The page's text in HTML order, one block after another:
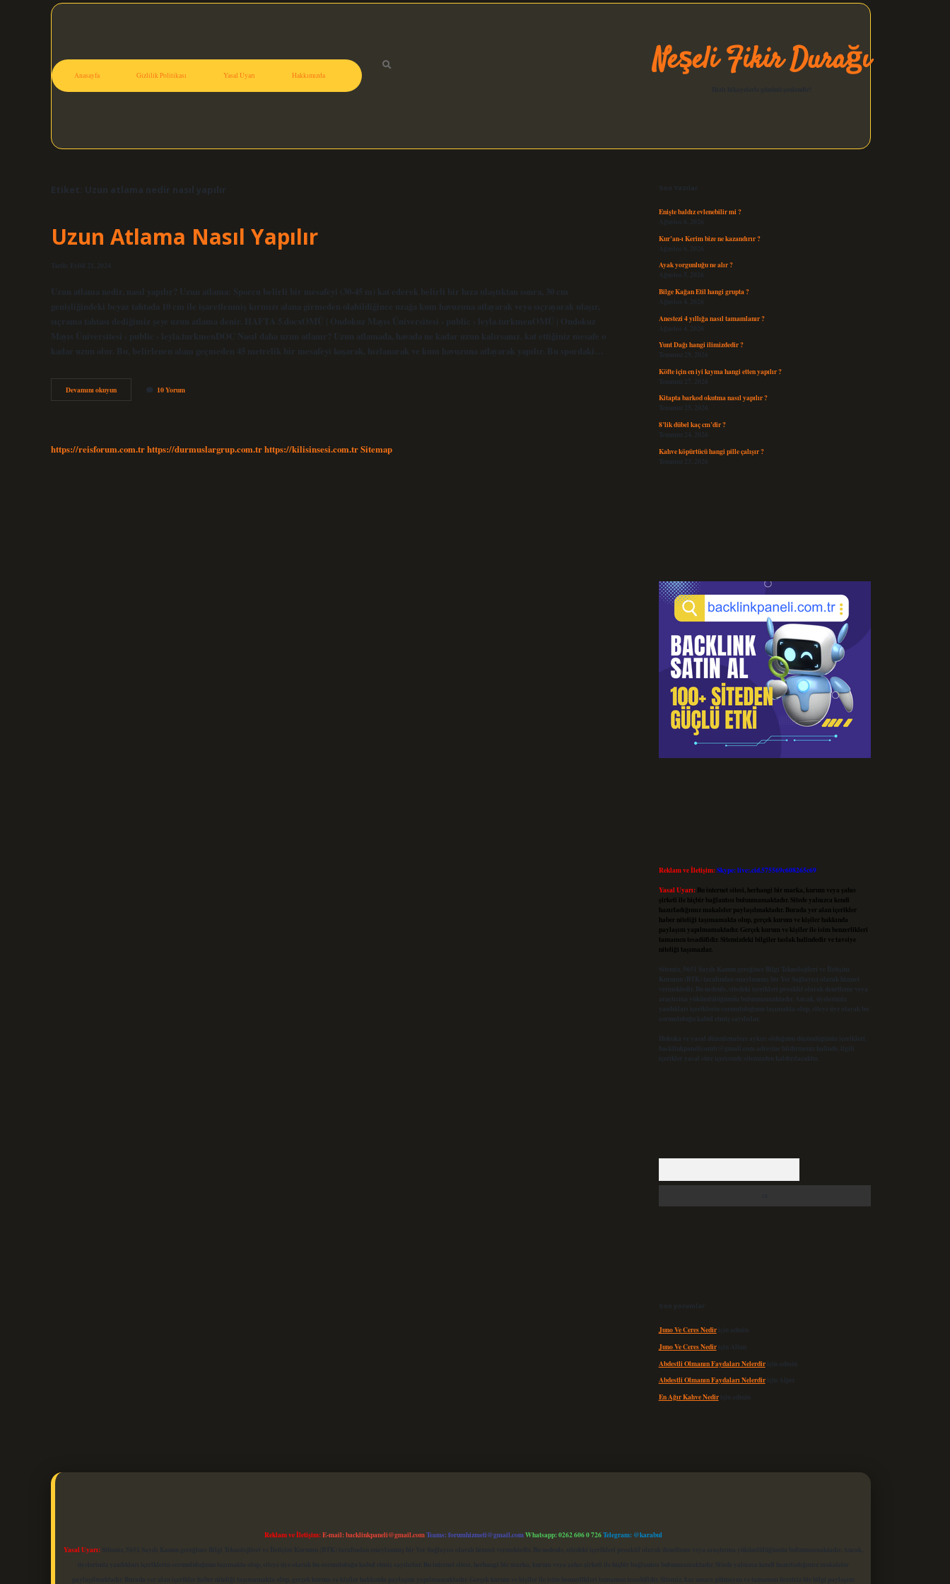
Anasayfa Gizlilik Politikası Yasal Uyarı Hakkımızda Neşeli Fikir Durağı
Etiket: Uzun atlama nedir nasıl yapılır
Uzun Atlama Nasıl Yapılır
Tarih: Eylül 21, 2024
Uzun atlama nedir, nasıl yapılır? Uzun atlama: Sporcu belirli bir mesafeyi (30-45 m) kat ederek belirli bir hıza ulaştıktan sonra, 30 cm
genişliğindeki beyaz tahtada 10 cm ile işaretlenmiş kırmızı alana girmeden olabildiğince uzağa kum havuzuna atlayarak veya sıçrayarak ulaşır,
sıçrama tahtası dediğimiz şeye uzun atlama denir. HAFTA 5.docxOMÜ | Ondokuz Mayıs Üniversitesi › public › leyla.turkmenOMÜ | Ondokuz
Mayıs Üniversitesi › public › leyla.turkmenDOC Nasıl daha uzun atlanır? Uzun atlamada, havada ne kadar uzun kalırsanız, kat ettiğiniz mesafe o
kadar uzun olur. Bu, belirlenen alanı geçmeden 45 metrelik bir mesafeyi koşarak, hızlanarak ve kum havuzuna atlayarak yapılır. Bu spordaki…
Devamını okuyunUzun
Atlama
10 Yorum
https://reisforum.com.trhttps://durmuslargrup.com.trhttps://kilisinsesi.com.trSitemap
Son Yazılar
Enişte baldız evlenebilir mi ?
Ağustos 6, 2026
Kur’an-ı Kerim bize ne kazandırır ?
Ağustos 6, 2026
Ayak yorgunluğu ne alır ?
Ağustos 5, 2026
Bilge Kağan Etil hangi grupta ?
Ağustos 4, 2026
Anestezi 4 yıllığa nasıl tamamlanır ?
Ağustos 4, 2026
Yunt Dağı hangi ilimizdedir ?
Temmuz 29, 2026
Köfte için en iyi kıyma hangi etten yapılır ?
Temmuz 27, 2026
Kitapta barkod okutma nasıl yapılır ?
Temmuz 25, 2026
8’lik dübel kaç cm’dir ?
Temmuz 24, 2026
Kahve köpürtücü hangi pille çalışır ?
Temmuz 23, 2026
Reklam ve İletişim:Skype: live:.cid.575569c608265c69
Yasal Uyarı: Bu internet sitesi, herhangi bir marka, kurum veya şahıs
şirketi ile hiçbir bağlantısı bulunmamaktadır. Sitede yalnızca kendi
hazırladığımız makaleler paylaşılmaktadır. Burada yer alan içerikler
haber niteliği taşımamakta olup, gerçek kurum ve kişiler hakkında
paylaşım yapılmamaktadır. Gerçek kurum ve kişiler ile isim benzerlikleri
tamamen tesadüfidir. Sitemizdeki bilgiler taslak halindedir ve tavsiye
niteliği taşımazlar.
Sitemiz, 5651 Sayılı Kanun gereğince Bilgi Teknolojileri ve İletişim
Kurumu (BTK) tarafından onaylanmış bir Yer Sağlayıcı olarak hizmet
vermektedir. Bu nedenle, sitedeki içerikleri proaktif olarak denetleme veya
araştırma yükümlülüğümüz bulunmamaktadır. Ancak, üyelerimiz
yazdıkları içeriklerin sorumluluğunu taşımakta olup, siteye üye olarak bu
sorumluluğu kabul etmiş sayılırlar.
Hukuka ve yasal düzenlemelere aykırı olduğunu düşündüğünüz içerikleri,
backlinkpanelicomtr@gmail.com adresine bildirmeniz halinde, ilgili
içerikler yasal süre içerisinde sitemizden kaldırılacaktır.
Son yorumlar
Juno Ve Ceres Nediriçin admin
Juno Ve Ceres Nediriçin Altan
Abdestli Olmanın Faydaları Nelerdiriçin admin
Abdestli Olmanın Faydaları Nelerdiriçin Alper
En Ağır Kahve Nediriçin admin
Reklam ve İletişim:E-mail:backlinkpaneli@gmail.comTeams:forumhizmeti@gmail.comWhatsapp: 0262 606 0 726Telegram: @karabul
Yasal Uyarı:Sitemiz, 5651 Sayılı Kanun gereğince Bilgi Teknolojileri ve İletişim Kurumu (BTK) tarafından onaylanmış bir Yer Sağlayıcı olarak hizmet vermektedir. Bu nedenle, sitedeki içerikleri proaktif olarak denetleme veya araştırma yükümlülüğümüz bulunmamaktadır. Ancak,